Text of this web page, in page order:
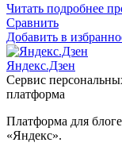
Читать подробнее
Сравнить
Добавить в
Яндекс.Дзен
Сервис
платформа
Платформа для
«Яндекс».